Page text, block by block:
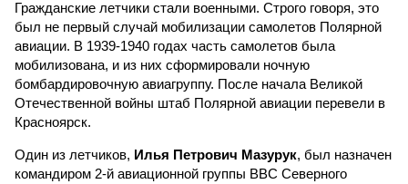
Гражданские летчики стали военными. Строго говоря, это
был не первый случай мобилизации самолетов Полярной
авиации. В 1939-1940 годах часть самолетов была
мобилизована, и из них сформировали ночную
бомбардировочную авиагруппу. После начала Великой
Отечественной войны штаб Полярной авиации перевели в
Красноярск.
Один из летчиков, Илья Петрович Мазурук, был назначен
командиром 2-й авиационной группы ВВС Северного